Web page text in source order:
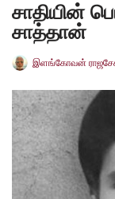
சாதியின்
சாத்தான்
இளங்கோவன்